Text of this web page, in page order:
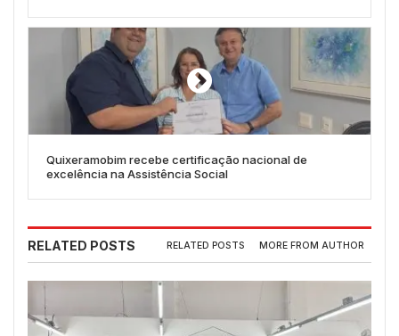
Quixeramobim recebe certificação nacional de
excelência na Assistência Social
RELATED POSTS RELATED POSTS MORE FROM AUTHOR